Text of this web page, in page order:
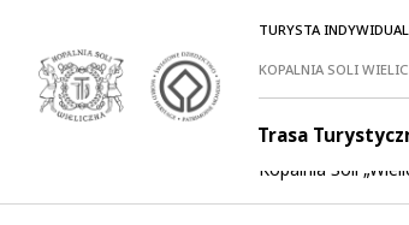
TURYSTA
KOPALNIA SOLI
Trasa
Kopalnia Soli